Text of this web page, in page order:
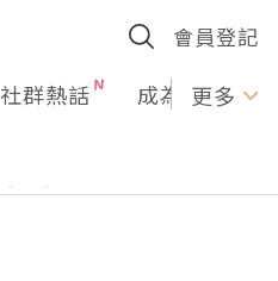
會員登記
社群熱話 成為U更多